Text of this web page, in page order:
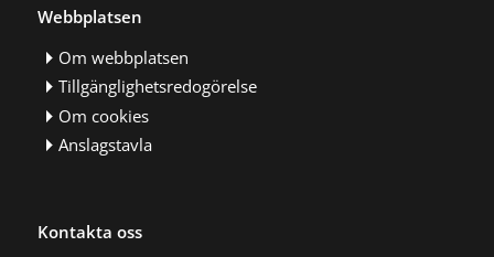
Webbplatsen
Om webbplatsen
Tillgänglighetsredogörelse
Om cookies
Anslagstavla
Kontakta oss